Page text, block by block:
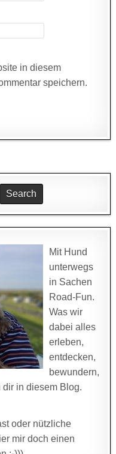
in diesem
speichern.
Mit Hund
unterwegs
in Sachen
Road-Fun.
Was wir
dabei alles
erleben,
entdecken,
bewundern,
in diesem Blog.
oder nützliche
mir doch einen